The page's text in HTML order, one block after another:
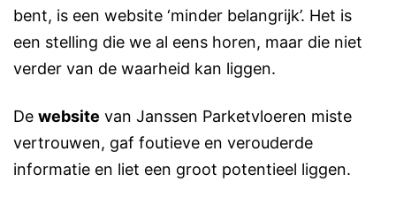
bent, is een website ‘minder belangrijk’. Het is
een stelling die we al eens horen, maar die niet
verder van de waarheid kan liggen.
De website van Janssen Parketvloeren miste
vertrouwen, gaf foutieve en verouderde
informatie en liet een groot potentieel liggen.